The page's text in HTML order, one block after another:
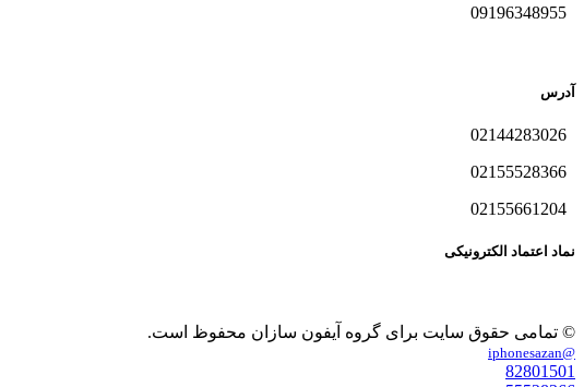
آدرس
نماد اعتماد الکترونیکی
© تمامی حقوق سایت برای گروه آیفون سازان محفوظ است.
@iphonesazan
82801501